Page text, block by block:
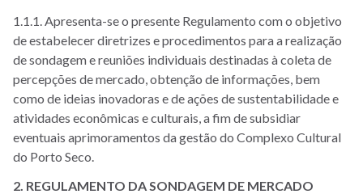
1.1.1. Apresenta-se o presente Regulamento com o objetivo
de estabelecer diretrizes e procedimentos para a realização
de sondagem e reuniões individuais destinadas à coleta de
percepções de mercado, obtenção de informações, bem
como de ideias inovadoras e de ações de sustentabilidade e
atividades econômicas e culturais, a fim de subsidiar
eventuais aprimoramentos da gestão do Complexo Cultural
do Porto Seco.
2. REGULAMENTO DA SONDAGEM DE MERCADO